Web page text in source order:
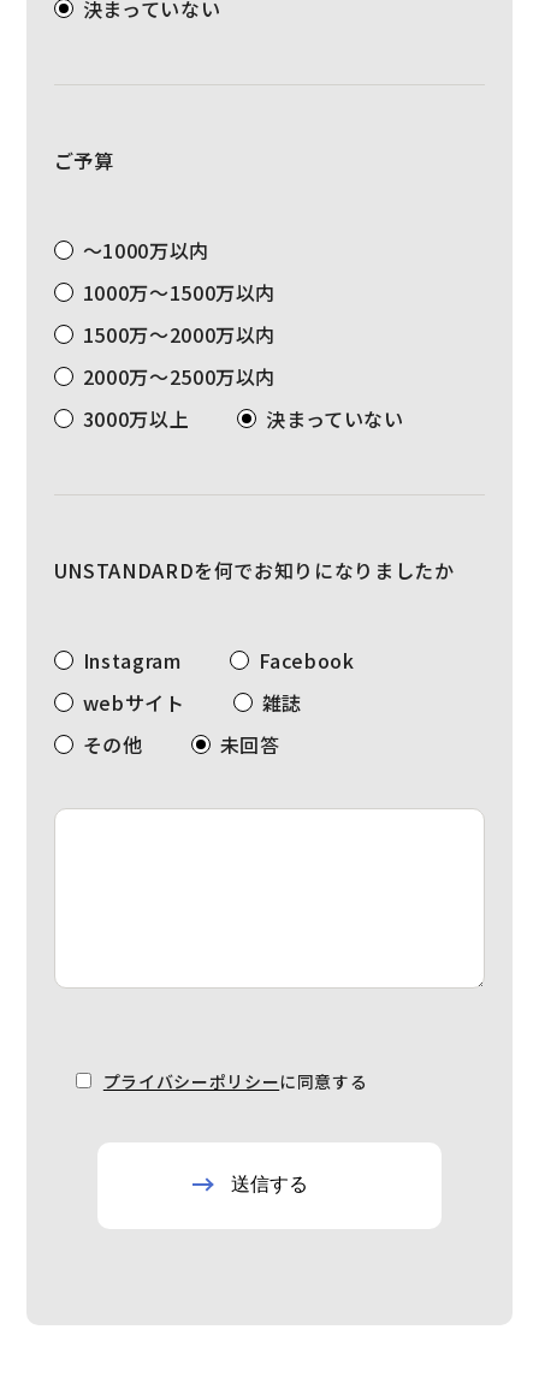
決まっていない
ご予算
～1000万以内
1000万～1500万以内
1500万～2000万以内
2000万～2500万以内
3000万以上
決まっていない
UNSTANDARDを何でお知りになりましたか
Instagram
Facebook
webサイト
雑誌
その他
未回答
プライバシーポリシーに同意する